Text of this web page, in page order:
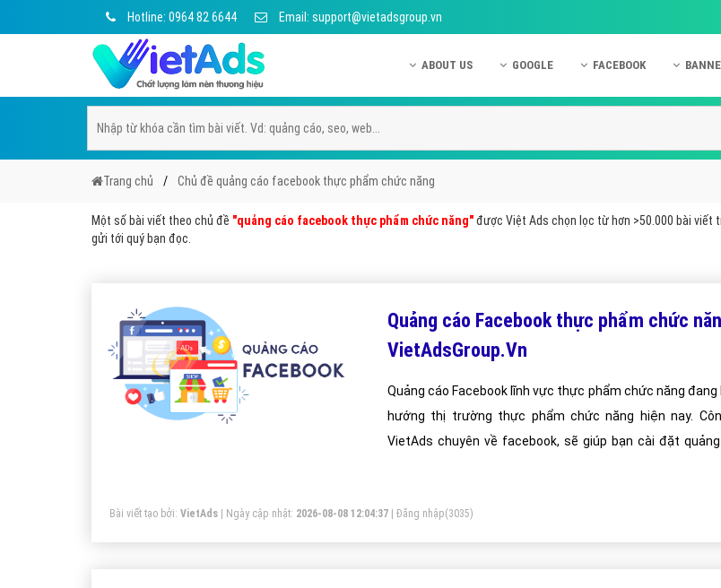
Hotline: 0964 82 6644 Email: support@vietadsgroup.vn
ABOUT US
Chính sách bảo mật Việt Ads
GOOGLE FACEBOOK
Trang chủ Chủ đề quảng cáo facebook thực phẩm chức năng
Một số bài viết theo chủ đề "quảng cáo facebook thực phẩm chức năng"được Việt Ads chọn lọc từ hơn >50.000 bài viết
gửi tới quý bạn đọc.
Quảng cáo Facebook thực phẩm chức
VietAdsGroup.Vn
Quảng cáo Facebook lĩnh vực thực phẩm chức năng đang
hướng thị trường thực phẩm chức năng hiện nay.
VietAds chuyên về facebook, sẽ giúp bạn cài đặt quảng
Bài viết tạo bởi: VietAds | Ngày cập nhật: 2026-08-08 12:04:37 Đăng nhập(3035)